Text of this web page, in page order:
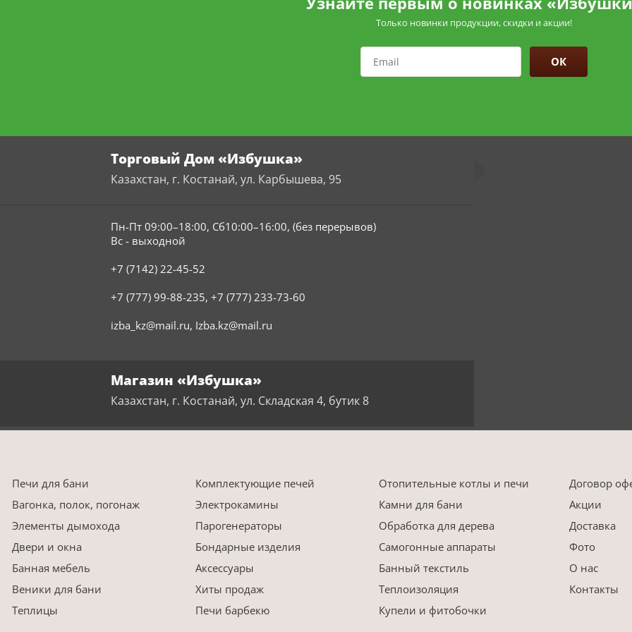
Только новинки продукции, скидки и акции!
ОК
Торговый Дом «Избушка»
Казахстан, г. Костанай, ул. Карбышева, 95
Пн-Пт 09:00–18:00, Сб10:00–16:00, (без перерывов)
Вс - выходной
+7 (7142) 22-45-52
+7 (777) 99-88-235, +7 (777) 233-73-60
izba_kz@mail.ru, Izba.kz@mail.ru
Магазин «Избушка»
Казахстан, г. Костанай, ул. Складская 4, бутик 8
Печи для бани Комплектующие печей
Отопительные котлы и печи
Вагонка, полок, погонаж
Электрокамины
Камни для бани
Элементы дымохода
Парогенераторы
Обработка для дерева
Двери и окна
Бондарные изделия
Самогонные аппараты
Банная мебель
Аксессуары
Банный текстиль
Веники для бани
Хиты продаж
Теплоизоляция
Теплицы
Печи барбекю Купели и фитобочки
Договор
Акции
Доставка
Фото
О нас
Контакты